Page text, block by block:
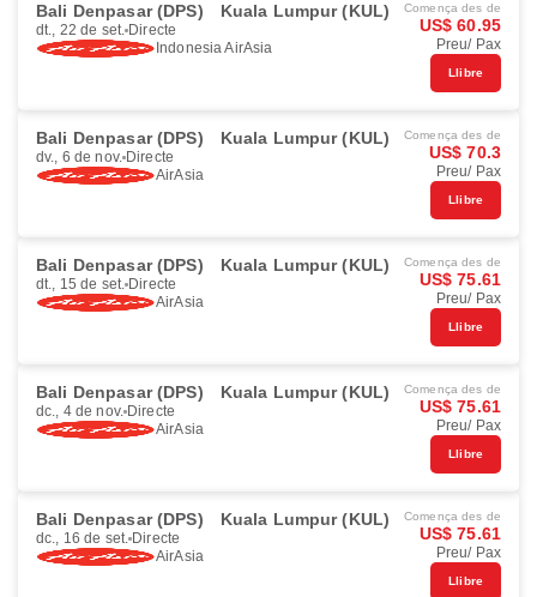
Bali Denpasar (DPS) Kuala Lumpur (KUL)
dt., 22 de set. Directe
Indonesia AirAsia
Comença des de
US$ 60.95
Preu/ Pax
Llibre
Bali Denpasar (DPS) Kuala Lumpur (KUL)
dv., 6 de nov. Directe
AirAsia
Comença des de
US$ 70.3
Preu/ Pax
Llibre
Bali Denpasar (DPS) Kuala Lumpur (KUL)
dt., 15 de set. Directe
AirAsia
Comença des de
US$ 75.61
Preu/ Pax
Llibre
Bali Denpasar (DPS) Kuala Lumpur (KUL)
dc., 4 de nov. Directe
AirAsia
Comença des de
US$ 75.61
Preu/ Pax
Llibre
Bali Denpasar (DPS) Kuala Lumpur (KUL)
dc., 16 de set. Directe
AirAsia
Comença des de
US$ 75.61
Preu/ Pax
Llibre